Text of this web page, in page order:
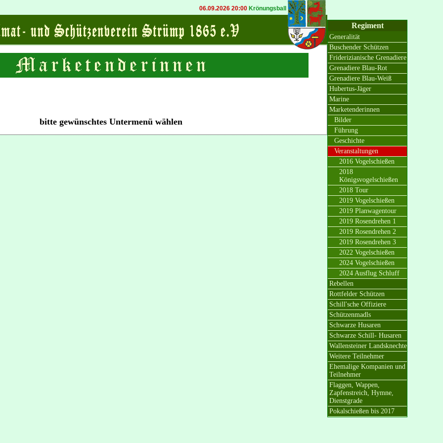
06.09.2026 20:00 Krönungsball in Bösinghoven
bitte gewünschtes Untermenü wählen
Regiment
Generalität
Buschender Schützen
Friderizianische Grenadiere
Grenadiere Blau-Rot
Grenadiere Blau-Weiß
Hubertus-Jäger
Marine
Marketenderinnen
Bilder
Führung
Geschichte
Veranstaltungen
2016 Vogelschießen
2018
Königsvogelschießen
2018 Tour
2019 Vogelschießen
2019 Planwagentour
2019 Rosendrehen 1
2019 Rosendrehen 2
2019 Rosendrehen 3
2022 Vogelschießen
2024 Vogelschießen
2024 Ausflug Schluff
Rebellen
Rottfelder Schützen
Schill'sche Offiziere
Schützenmadls
Schwarze Husaren
Schwarze Schill- Husaren
Wallensteiner Landsknechte
Weitere Teilnehmer
Ehemalige Kompanien und
Teilnehmer
Flaggen, Wappen,
Zapfenstreich, Hymne,
Dienstgrade
Pokalschießen bis 2017